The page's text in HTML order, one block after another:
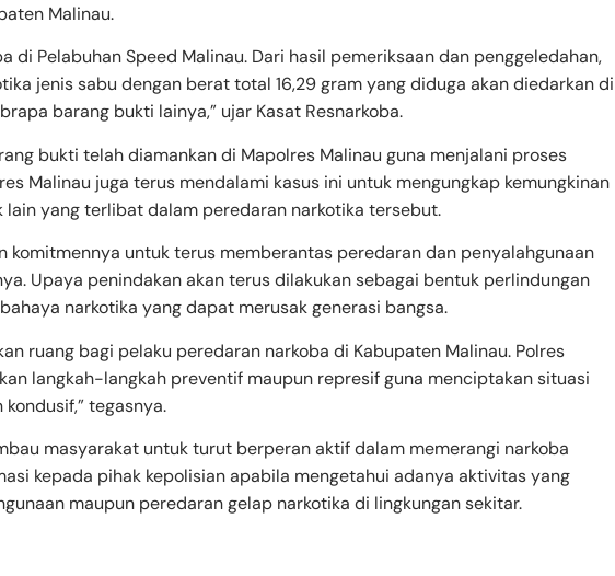
Malinau.
di Pelabuhan Speed Malinau. Dari hasil pemeriksaan dan penggeledahan,
jenis sabu dengan berat total 16,29 gram yang diduga akan diedarkan di
barang bukti lainya,” ujar Kasat Resnarkoba.
bukti telah diamankan di Mapolres Malinau guna menjalani proses
Malinau juga terus mendalami kasus ini untuk mengungkap kemungkinan
lain yang terlibat dalam peredaran narkotika tersebut.
komitmennya untuk terus memberantas peredaran dan penyalahgunaan
Upaya penindakan akan terus dilakukan sebagai bentuk perlindungan
narkotika yang dapat merusak generasi bangsa.
ruang bagi pelaku peredaran narkoba di Kabupaten Malinau. Polres
langkah-langkah preventif maupun represif guna menciptakan situasi
tegasnya.
masyarakat untuk turut berperan aktif dalam memerangi narkoba
kepada pihak kepolisian apabila mengetahui adanya aktivitas yang
maupun peredaran gelap narkotika di lingkungan sekitar.